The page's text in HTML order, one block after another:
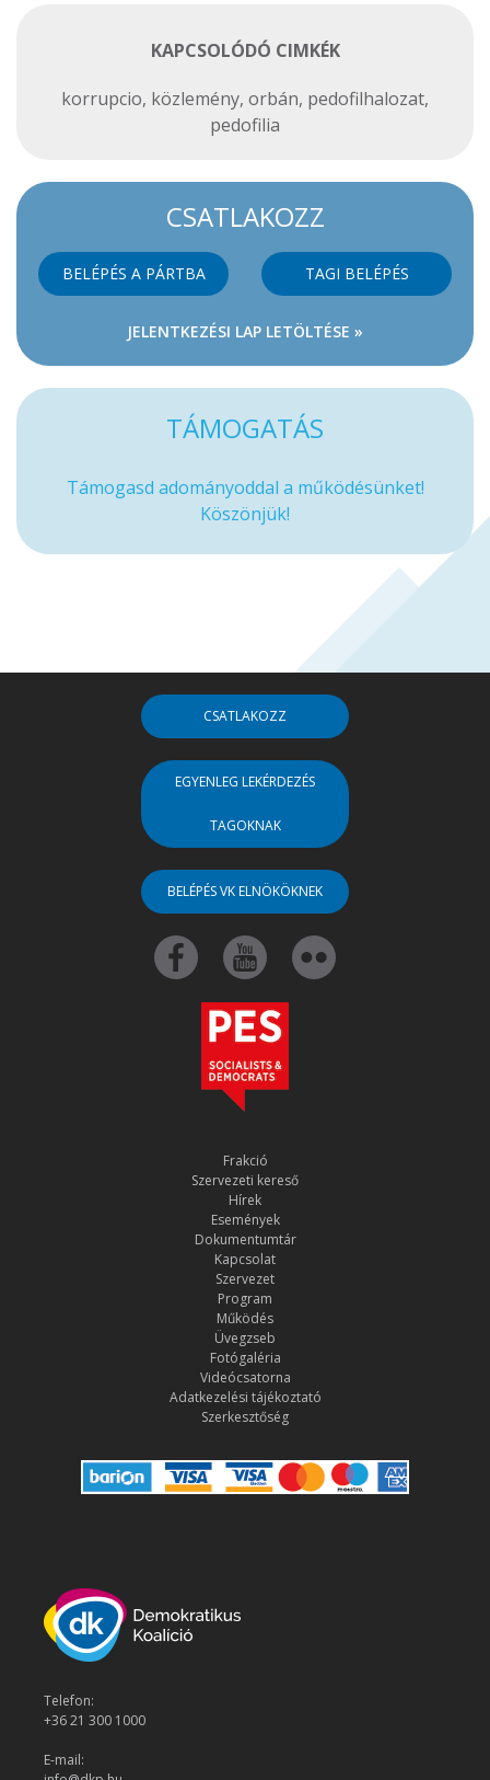
KAPCSOLÓDÓ CIMKÉK
korrupcio, közlemény, orbán, pedofilhalozat,
pedofilia
CSATLAKOZZ
BELÉPÉS A PÁRTBA TAGI BELÉPÉS
JELENTKEZÉSI LAP LETÖLTÉSE »
TÁMOGATÁS
Támogasd adományoddal a működésünket!
Köszönjük!
CSATLAKOZZ
EGYENLEG LEKÉRDEZÉS
TAGOKNAK
BELÉPÉS VK ELNÖKÖKNEK
Frakció
Szervezeti kereső
Hírek
Események
Dokumentumtár
Kapcsolat
Szervezet
Program
Működés
Üvegzseb
Fotógaléria
Videócsatorna
Adatkezelési tájékoztató
Szerkesztőség
Telefon:
+36 21 300 1000
E-mail: